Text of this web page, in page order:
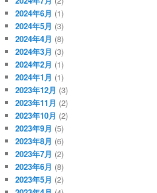
2024年6月 (1)
2024年5月 (3)
2024年4月 (8)
2024年3月 (3)
2024年2月 (1)
2024年1月 (1)
2023年12月 (3)
2023年11月 (2)
2023年10月 (2)
2023年9月 (5)
2023年8月 (6)
2023年7月 (2)
2023年6月 (8)
2023年5月 (2)